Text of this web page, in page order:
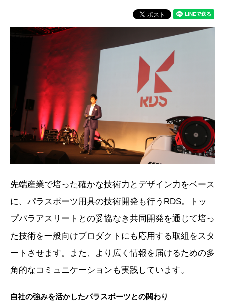
先端産業で培った確かな技術力とデザイン力をベース
に、パラスポーツ用具の技術開発も行うRDS。トッ
プパラアスリートとの妥協なき共同開発を通じて培っ
た技術を一般向けプロダクトにも応用する取組をスタ
ートさせます。また、より広く情報を届けるための多
角的なコミュニケーションも実践しています。
自社の強みを活かしたパラスポーツとの関わり